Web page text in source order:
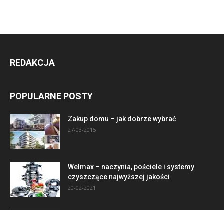
REDAKCJA
POPULARNE POSTY
Zakup domu – jak dobrze wybrać
27-03-2015
Welmax – naczynia, pościele i systemy
czyszczące najwyższej jakości
20-02-2021